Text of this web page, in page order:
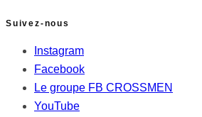
Suivez-nous
Instagram
Facebook
Le groupe FB CROSSMEN
YouTube